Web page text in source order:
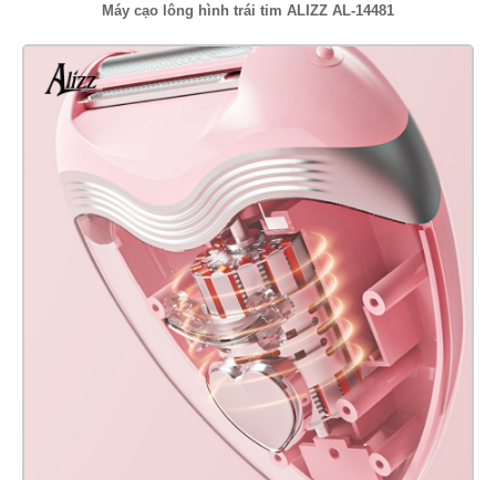
Máy cạo lông hình trái tim ALIZZ AL-14481